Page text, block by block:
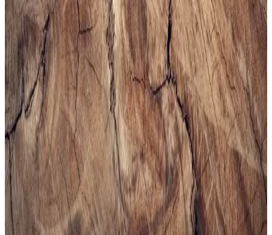
Bej Erkek Spor Ayakkabıları: Şıklık ve Konforun
Bir Arada Sunulduğu Modeller
Bej erkek spor ayakkabıları, şıklık ve rahatlığı bir arada sunar. Çok
yönlü kullanımı ve trend modelleriyle gardırobunuza şıklık katın,
konforlu ve şık tercihleri keşfedin.
Erkekler İçin Uygun Spor Çantası Seçimi ve
Trendler Hakkında Kapsamlı Rehber
Erkek spor çantası seçerken kapasite, malzeme, konfor ve tasarım
gibi önemli faktörlere dikkat edin. Güncel modeller ve markalarla
tarzınızı ve fonksiyonelliği bir arada yakalayın.
Erkek Siyah Spor Gömlekleri ile Şıklık ve Rahatlığı
Bir Arada Yakalayın
Modern erkekler için tasarlanan siyah spor gömlekler, rahatlık ve
şıklığı bir arada sunar. Çok yönlü modelleri ve kombin önerileriyle